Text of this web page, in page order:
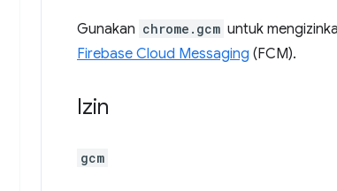
Gunakan chrome.gcm untuk
Firebase Cloud Messaging (FCM).
Izin
gcm